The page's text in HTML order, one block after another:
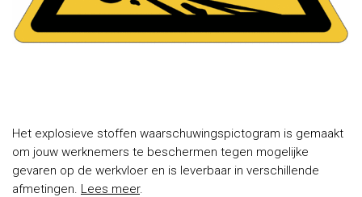
Het explosieve stoffen waarschuwingspictogram is gemaakt
om jouw werknemers te beschermen tegen mogelijke
gevaren op de werkvloer en is leverbaar in verschillende
afmetingen. Lees meer.